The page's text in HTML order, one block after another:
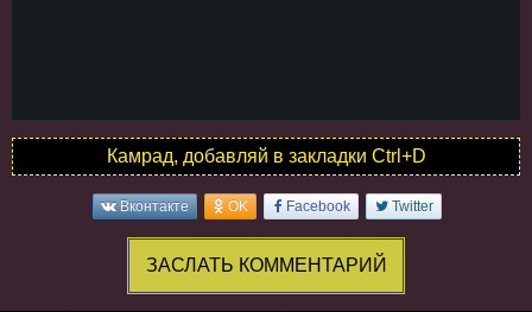
Камрад, добавляй в закладки Ctrl+D
Вконтакте OK Facebook Twitter
ЗАСЛАТЬ КОММЕНТАРИЙ